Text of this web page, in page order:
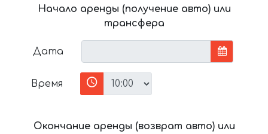
Начало аренды (получение авто) или
трансфера
Дата
Время
Окончание аренды (возврат авто) или